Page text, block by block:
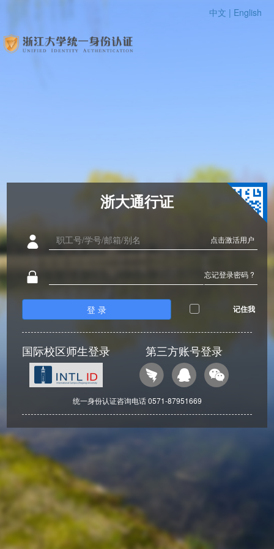
中文 | English
浙大通行证
点击激活用户
忘记登录密码 ?
登 录 记住我
国际校区师生登录 第三方账号登录
统一身份认证咨询电话 0571-87951669